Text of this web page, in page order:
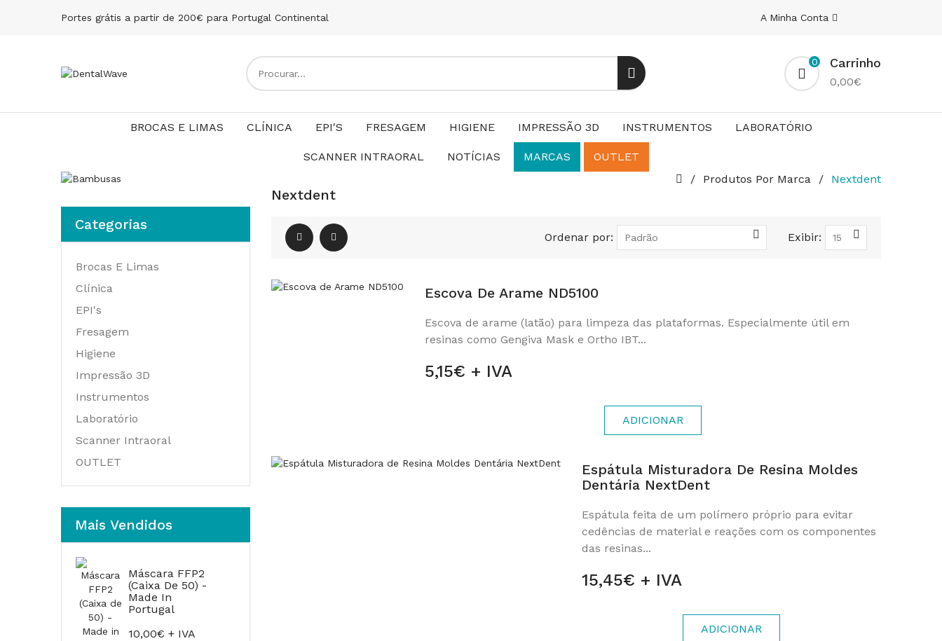
Portes grátis a partir de 200€ para Portugal Continental A Minha Conta
0 Carrinho
0,00€
BROCAS E LIMAS CLÍNICA EPI'S FRESAGEM HIGIENE IMPRESSÃO 3D INSTRUMENTOS LABORATÓRIO
SCANNER INTRAORAL NOTÍCIAS MARCAS
OUTLET
Produtos Por Marca
Nextdent
Categorias
Brocas E Limas
Clínica
EPI's
Fresagem
Higiene
Impressão 3D
Instrumentos
Laboratório
Scanner Intraoral
OUTLET
Mais Vendidos
Máscara FFP2
(Caixa De 50) -
Made In
Portugal
10,00€ + IVA
Nextdent
Ordenar por: Exibir:
Escova De Arame ND5100
Escova de arame (latão) para limpeza das plataformas. Especialmente útil em
resinas como Gengiva Mask e Ortho IBT...
5,15€ + IVA
ADICIONAR
Espátula Misturadora De Resina Moldes
Dentária NextDent
Espátula feita de um polímero próprio para evitar
cedências de material e reações com os componentes
das resinas...
15,45€ + IVA
ADICIONAR